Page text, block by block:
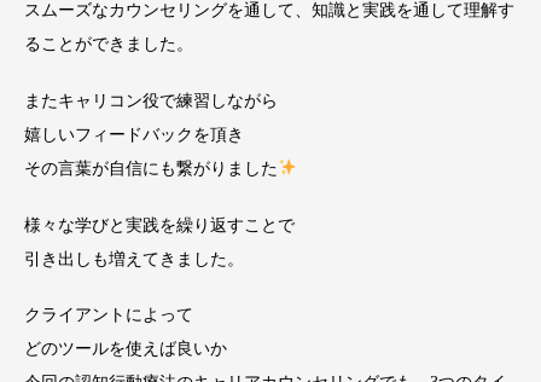
スムーズなカウンセリングを通して、知識と実践を通して理解す
ることができました。
またキャリコン役で練習しながら
嬉しいフィードバックを頂き
その言葉が自信にも繋がりました
様々な学びと実践を繰り返すことで
引き出しも増えてきました。
クライアントによって
どのツールを使えば良いか